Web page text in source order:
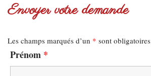
Envoyer votre demande
Les champs marqués d’un * sont obligatoires
Prénom *